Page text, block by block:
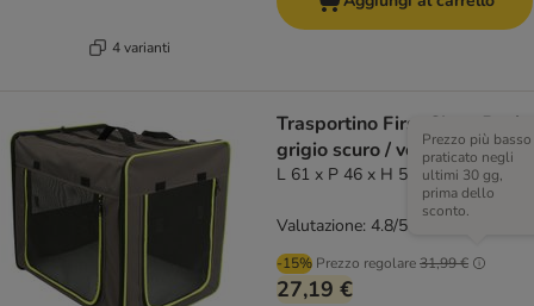
4 varianti
Trasportino First Class Basic
grigio scuro / verde fluo
L 61 x P 46 x H 53,5 cm
-15% Prezzo regolare31,99 €
Prezzo più basso
praticato negli
ultimi 30 gg,
prima dello
sconto.
27,19 €
Valutazione: 4.8/5